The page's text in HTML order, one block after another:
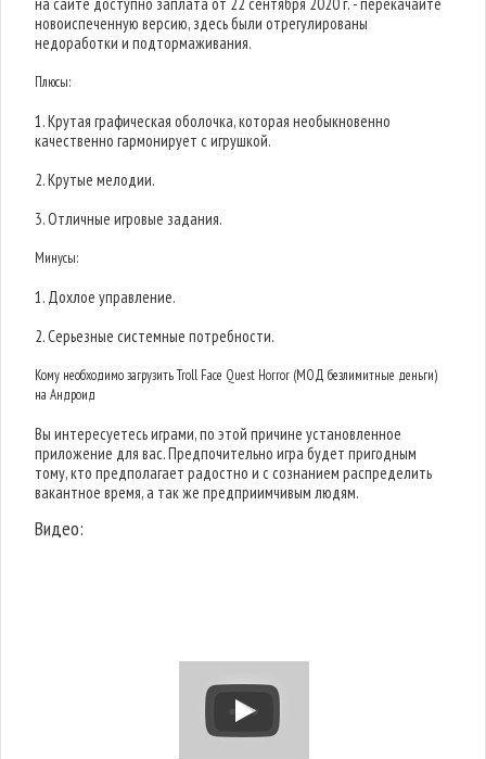
новоиспеченную версию, здесь были отрегулированы
недоработки и подтормаживания.
Плюсы:
1. Крутая графическая оболочка, которая необыкновенно
качественно гармонирует с игрушкой.
2. Крутые мелодии.
3. Отличные игровые задания.
Минусы:
1. Дохлое управление.
2. Серьезные системные потребности.
Кому необходимо загрузить Troll Face Quest Horror (МОД безлимитные деньги)
на Андроид
Вы интересуетесь играми, по этой причине установленное
приложение для вас. Предпочительно игра будет пригодным
тому, кто предполагает радостно и с сознанием распределить
вакантное время, а так же предприимчивым людям.
Видео: